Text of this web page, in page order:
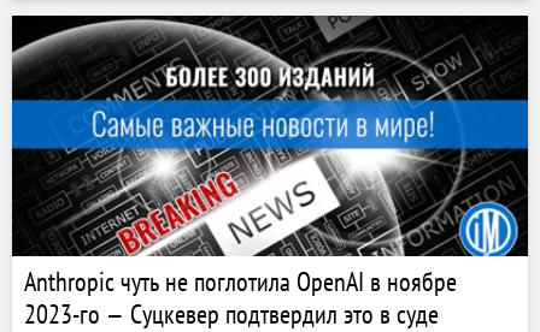
Anthropic чуть не поглотила OpenAI в ноябре
2023-го — Суцкевер подтвердил это в суде